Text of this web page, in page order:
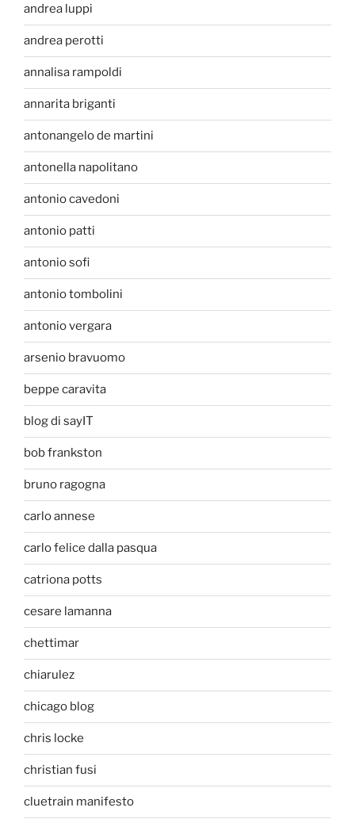
andrea luppi
andrea perotti
annalisa rampoldi
annarita briganti
antonangelo de martini
antonella napolitano
antonio cavedoni
antonio patti
antonio sofi
antonio tombolini
antonio vergara
arsenio bravuomo
beppe caravita
blog di sayIT
bob frankston
bruno ragogna
carlo annese
carlo felice dalla pasqua
catriona potts
cesare lamanna
chettimar
chiarulez
chicago blog
chris locke
christian fusi
cluetrain manifesto